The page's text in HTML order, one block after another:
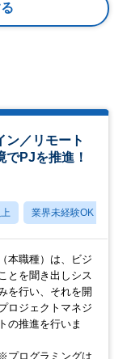
ン／リモート
PJを推進！
業界未経験OK
本職種）は、ビジ
とを聞き出しシス
を行い、それを開
ロジェクトマネジ
の推進を行いま
プログラミングは